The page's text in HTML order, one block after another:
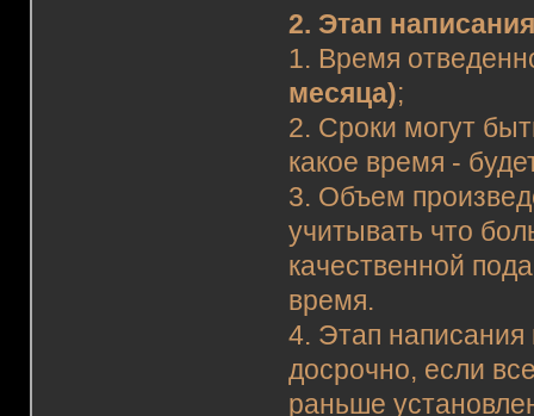
2. Этап
1. Время
месяца);
2. Сроки могут
какое время -
3. Объем
учитывать что
качественной
время.
4. Этап
досрочно, если
раньше